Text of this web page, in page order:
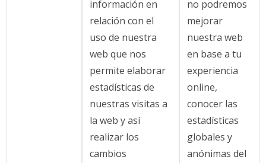
información en
relación con el
uso de nuestra
web que nos
permite elaborar
estadísticas de
nuestras visitas a
la web y así
realizar los
cambios
no podremos
mejorar
nuestra web
en base a tu
experiencia
online,
conocer las
estadísticas
globales y
anónimas del